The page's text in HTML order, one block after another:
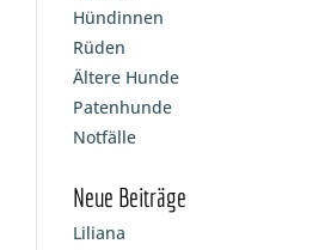
Hündinnen
Rüden
Ältere Hunde
Patenhunde
Notfälle
Neue Beiträge
Liliana